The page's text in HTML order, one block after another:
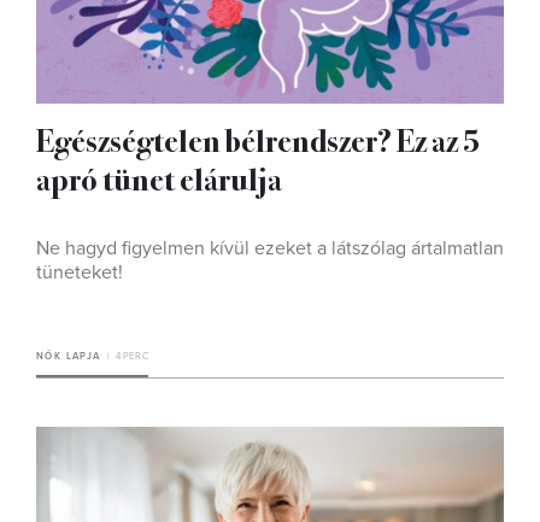
Egészségtelen bélrendszer? Ez az 5
apró tünet elárulja
Ne hagyd figyelmen kívül ezeket a látszólag ártalmatlan
tüneteket!
NŐK LAPJA 4 PERC